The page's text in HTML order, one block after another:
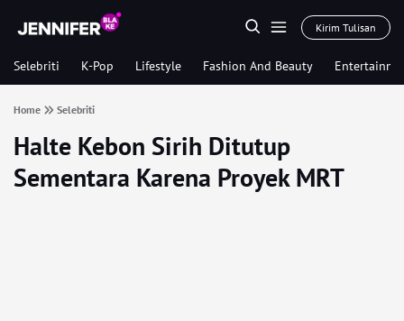
Kirim Tulisan
Selebriti K-Pop Lifestyle Fashion And Beauty
Home Selebriti
Halte Kebon Sirih Ditutup
Sementara Karena Proyek MRT